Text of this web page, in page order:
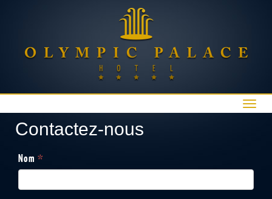
Contactez-nous
Nom *